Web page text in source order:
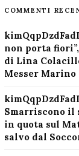
COMMENTI
non porta
di Lina
Messer Marino
Smarriscono il
in quota sul
salvo dal